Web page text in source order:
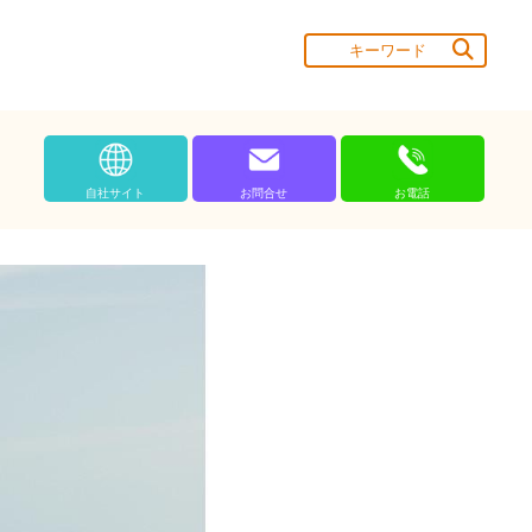
自社サイト お問合せ お電話